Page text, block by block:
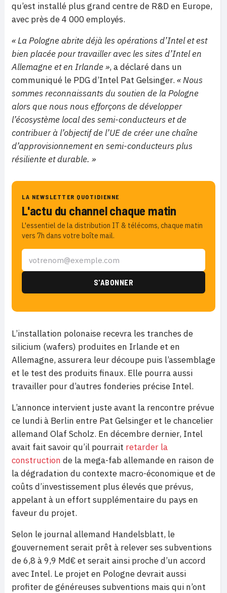
qu’est installé plus grand centre de R&D en Europe,
avec près de 4 000 employés.
« La Pologne abrite déjà les opérations d’Intel et est
bien placée pour travailler avec les sites d’Intel en
Allemagne et en Irlande », a déclaré dans un
communiqué le PDG d’Intel Pat Gelsinger. « Nous
sommes reconnaissants du soutien de la Pologne
alors que nous nous efforçons de développer
l’écosystème local des semi-conducteurs et de
contribuer à l’objectif de l’UE de créer une chaîne
d’approvisionnement en semi-conducteurs plus
résiliente et durable. »
LA NEWSLETTER QUOTIDIENNE
L'actu du channel chaque matin
L'essentiel de la distribution IT & télécoms, chaque matin
vers 7h dans votre boîte mail.
L’installation polonaise recevra les tranches de
silicium (wafers) produites en Irlande et en
Allemagne, assurera leur découpe puis l’assemblage
et le test des produits finaux. Elle pourra aussi
travailler pour d’autres fonderies précise Intel.
L’annonce intervient juste avant la rencontre prévue
ce lundi à Berlin entre Pat Gelsinger et le chancelier
allemand Olaf Scholz. En décembre dernier, Intel
avait fait savoir qu’il pourrait retarder la
construction de la mega-fab allemande en raison de
la dégradation du contexte macro-économique et de
coûts d’investissement plus élevés que prévus,
appelant à un effort supplémentaire du pays en
faveur du projet.
Selon le journal allemand Handelsblatt, le
gouvernement serait prêt à relever ses subventions
de 6,8 à 9,9 Md€ et serait ainsi proche d’un accord
avec Intel. Le projet en Pologne devrait aussi
profiter de généreuses subventions mais qui n’ont